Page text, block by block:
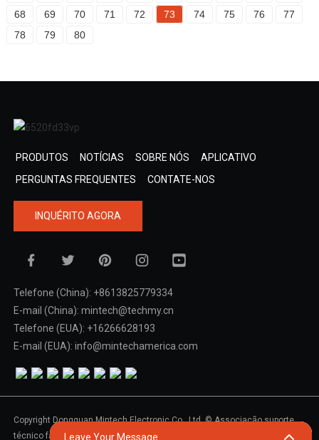
68
69 70 71 72 73 74 75 76
77
78
79 80
PRODUTOS NOTÍCIAS SOBRE NÓS
APLICATIVO
PERGUNTAS FREQUENTES
CONTATE-NOS
INQUÉRITO AGORA
Telefone (China): +8613825779334
E-mail (China): mintech@techmy.cn
Telefone (EUA): +16266628193
E-mail (EUA): info@mintechamerica.com
Copyright Dongguan Mintech Electronic Co., Ltd. © Associação suporte
técnico fácil.Mapa do site,SitemapTrans,
Leave Your Message